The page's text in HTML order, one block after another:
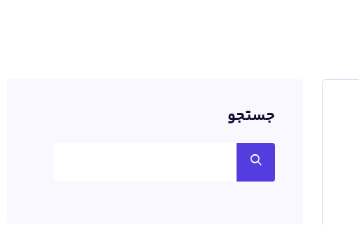
جستجو